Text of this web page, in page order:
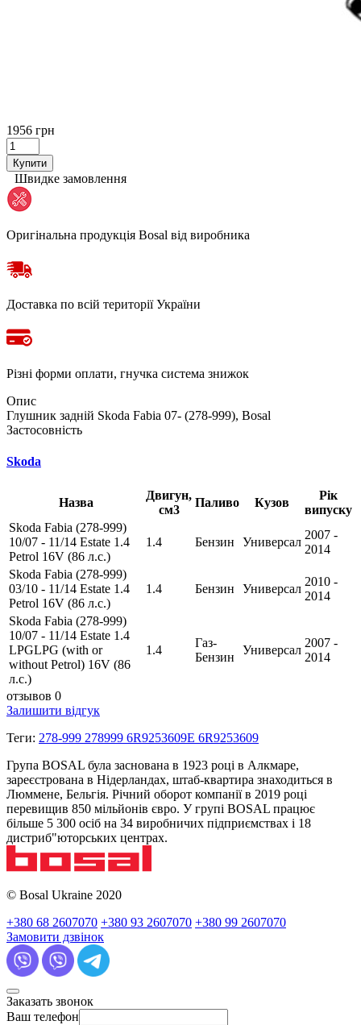
1956 грн
Купити
Швидке замовлення
Оригінальна продукція Bosal від виробника
Доставка по всій території України
Різні форми оплати, гнучка система знижок
Опис
Глушник задній Skoda Fabia 07- (278-999), Bosal
Застосовність
Skoda
Назва
Двигун,
см3
Паливо Кузов
Рік
випуску
Skoda Fabia (278-999)
10/07 - 11/14 Estate 1.4
Petrol 16V (86 л.с.)
1.4 Бензин Универсал
2007 -
2014
Skoda Fabia (278-999)
03/10 - 11/14 Estate 1.4
Petrol 16V (86 л.с.)
1.4 Бензин Универсал
2010 -
2014
Skoda Fabia (278-999)
10/07 - 11/14 Estate 1.4
LPGLPG (with or
without Petrol) 16V (86
л.с.)
1.4
Газ-
Бензин
Универсал
2007 -
2014
отзывов 0
Залишити відгук
Теги: 278-999 278999 6R9253609E 6R9253609
Група BOSAL була заснована в 1923 році в Алкмаре,
зареєстрована в Нідерландах, штаб-квартира знаходиться в
Люммене, Бельгія. Річний оборот компанії в 2019 році
перевищив 850 мільйонів євро. У групі BOSAL працює
більше 5 300 осіб на 34 виробничих підприємствах і 18
дистриб"юторських центрах.
© Bosal Ukraine 2020
+380 68 2607070 +380 93 2607070 +380 99 2607070
Замовити дзвінок
Заказать звонок
Ваш телефон